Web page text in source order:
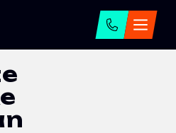
quickscan